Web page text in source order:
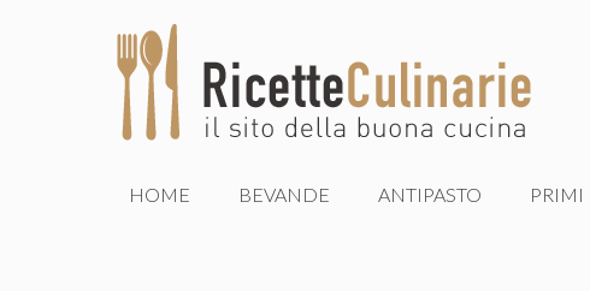
HOME BEVANDE ANTIPASTO PRIMI